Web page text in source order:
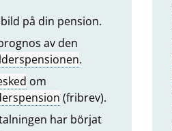
på din pension.
av den
.
om
(fribrev).
har börjat